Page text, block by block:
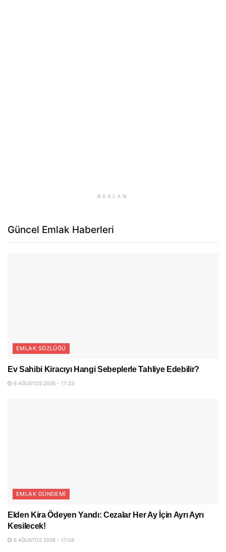
REKLAM
Güncel Emlak Haberleri
EMLAK SÖZLÜĞÜ
Ev Sahibi Kiracıyı Hangi Sebeplerle Tahliye Edebilir?
6 AĞUSTOS 2026 - 17:33
EMLAK GÜNDEMI
Elden Kira Ödeyen Yandı: Cezalar Her Ay İçin Ayrı Ayrı
Kesilecek!
6 AĞUSTOS 2026 - 17:04